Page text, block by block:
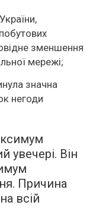
зменшення
мережі;
значна
негоди
увечері. Він
Причина
всій